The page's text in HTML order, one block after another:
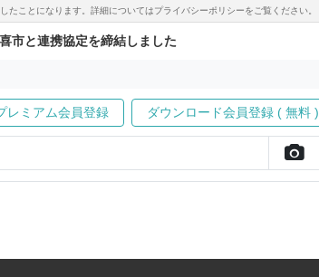
ことになります。詳細についてはプライバシーポリシーをご覧ください。
市と連携協定を締結しました
レミアム会員登録 ダウンロード会員登録 ( 無料 )